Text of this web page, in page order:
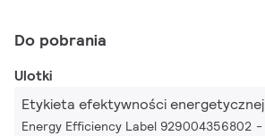
Do pobrania
Ulotki
Etykieta efektywności energetycznej
Energy Efficiency Label 929004356802